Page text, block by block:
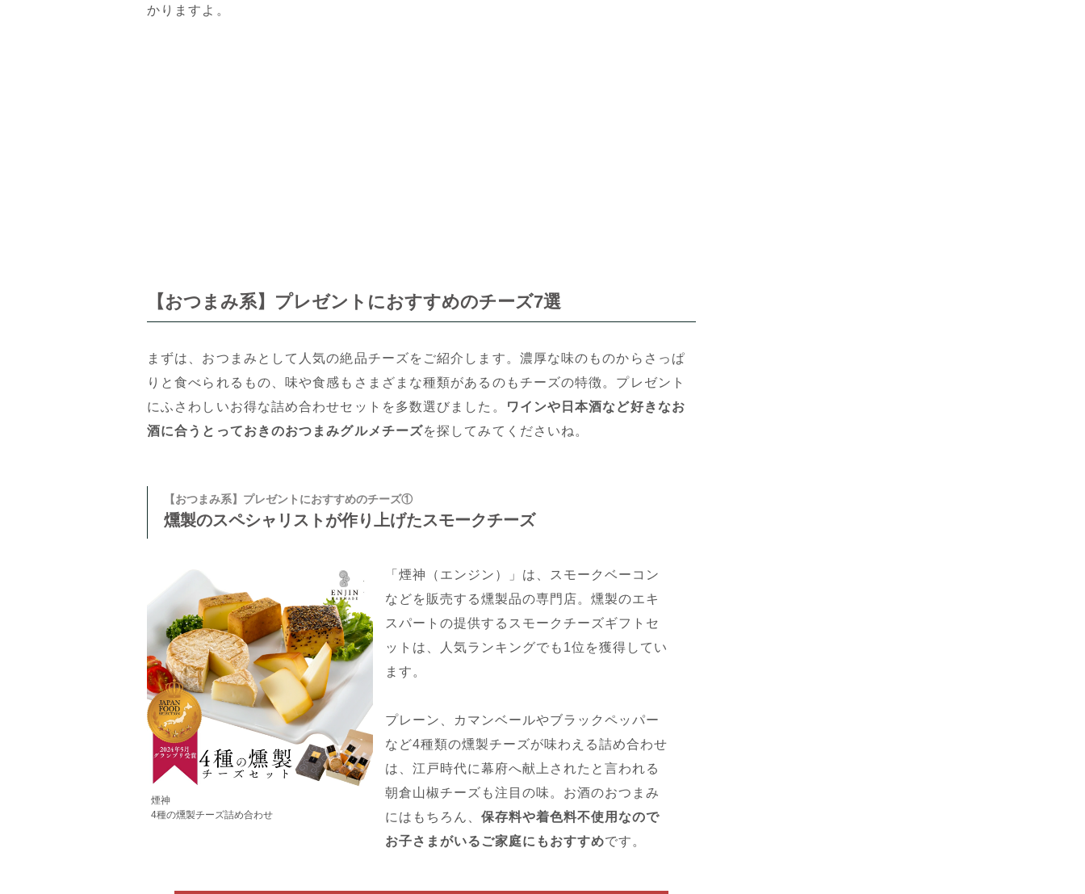
かりますよ。
【おつまみ系】プレゼントにおすすめのチーズ7選
まずは、おつまみとして人気の絶品チーズをご紹介します。濃厚な味のものからさっぱ
りと食べられるもの、味や食感もさまざまな種類があるのもチーズの特徴。プレゼント
にふさわしいお得な詰め合わせセットを多数選びました。
ワインや日本酒など好きなお
酒に合うとっておきのおつまみグルメチーズを探してみてくださいね。
【おつまみ系】プレゼントにおすすめのチーズ①
燻製のスペシャリストが作り上げたスモークチーズ
煙神
4種の燻製チーズ詰め合わせ
「煙神（エンジン）」は、スモークベーコン
などを販売する燻製品の専門店。燻製のエキ
スパートの提供するスモークチーズギフトセ
ットは、人気ランキングでも1位を獲得してい
ます。
プレーン、カマンベールやブラックペッパー
など4種類の燻製チーズが味わえる詰め合わせ
は、江戸時代に幕府へ献上されたと言われる
朝倉山椒チーズも注目の味。お酒のおつまみ
にはもちろん、 保存料や着色料不使用なので
お子さまがいるご家庭にもおすすめです。